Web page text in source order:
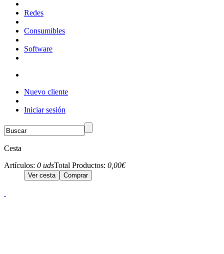
Redes
Consumibles
Software
Nuevo cliente
Iniciar sesión
Cesta
Artículos: 0 udsTotal Productos: 0,00€